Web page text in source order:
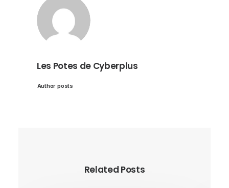
Les Potes de Cyberplus
Author posts
Related Posts